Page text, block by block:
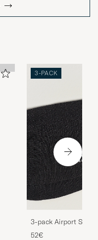
3-PACK
3-pack Airport
Melange
52€